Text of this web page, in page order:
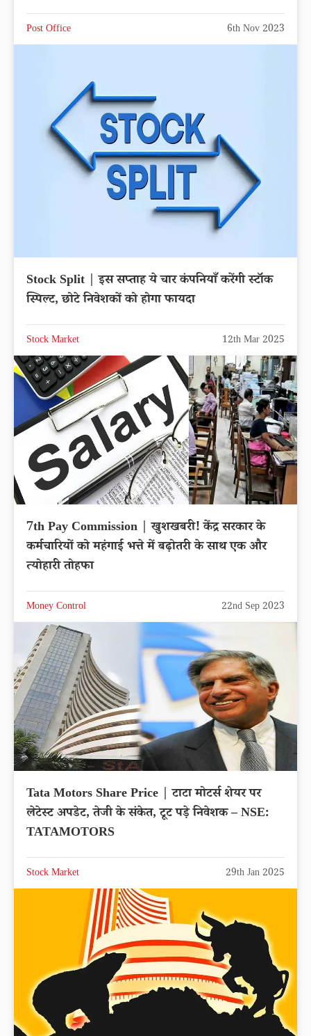
Post Office 6th Nov 2023
Stock Split | इस सप्ताह ये चार कंपनियाँ करेंगी स्टॉक
स्पिल्ट, छोटे निवेशकों को होगा फायदा
Stock Market 12th Mar 2025
7th Pay Commission | खुशखबरी! केंद्र सरकार के
कर्मचारियों को महंगाई भत्ते में बढ़ोतरी के साथ एक और
त्योहारी तोहफा
Money Control 22nd Sep 2023
Tata Motors Share Price | टाटा मोटर्स शेयर पर
लेटेस्ट अपडेट, तेजी के संकेत, टूट पड़े निवेशक – NSE:
TATAMOTORS
Stock Market 29th Jan 2025